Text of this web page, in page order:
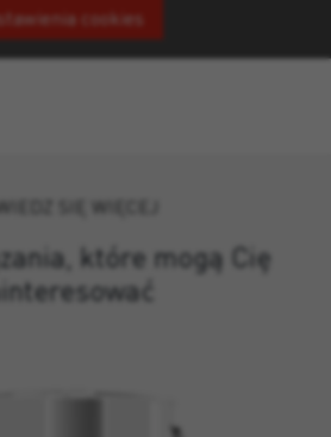
cookies
SIĘ WIĘCEJ
które mogą Cię